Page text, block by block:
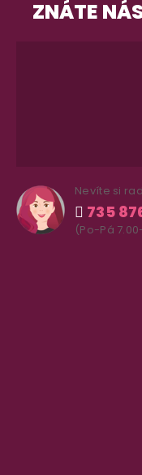
ZNÁTE
Nevíte si
735
(Po-Pá